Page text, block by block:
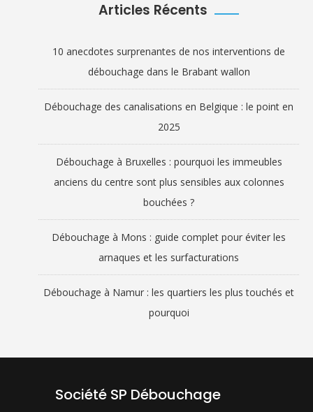
Articles Récents
10 anecdotes surprenantes de nos interventions de
débouchage dans le Brabant wallon
Débouchage des canalisations en Belgique : le point en
2025
Débouchage à Bruxelles : pourquoi les immeubles
anciens du centre sont plus sensibles aux colonnes
bouchées ?
Débouchage à Mons : guide complet pour éviter les
arnaques et les surfacturations
Débouchage à Namur : les quartiers les plus touchés et
pourquoi
Société SP Débouchage